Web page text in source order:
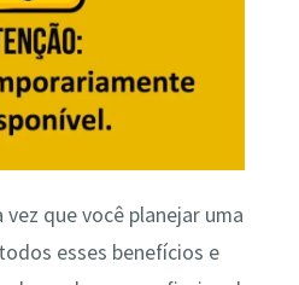
que você planejar uma
esses benefícios e